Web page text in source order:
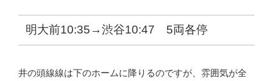
明大前10:35→渋谷10:47 5両各停
井の頭線線は下のホームに降りるのですが、雰囲気が全